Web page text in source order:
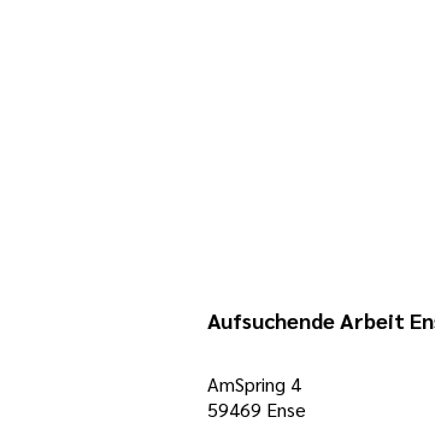
Aufsuchende Arbeit
AmSpring 4
59469 Ense